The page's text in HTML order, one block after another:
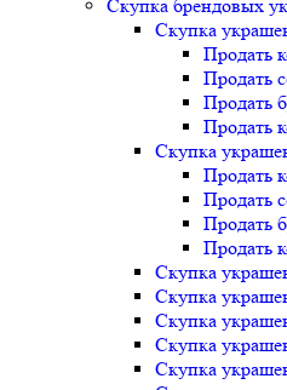
Скупка брендовых
Скупка
Продать
Продать
Продать
Продать
Скупка
Продать
Продать
Продать
Продать
Скупка
Скупка
Скупка
Скупка
Скупка